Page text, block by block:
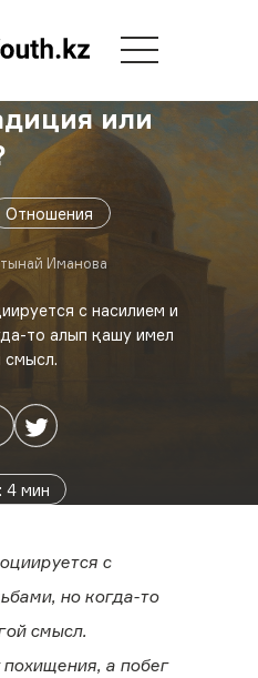
или
Отношения
Иманова
с насилием и
то алып қашу имел
смысл.
: 4мин
с
но когда-то
смысл.
а побег